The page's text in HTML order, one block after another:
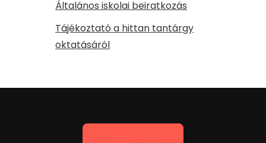
Általános iskolai beiratkozás
Tájékoztató a hittan tantárgy
oktatásáról